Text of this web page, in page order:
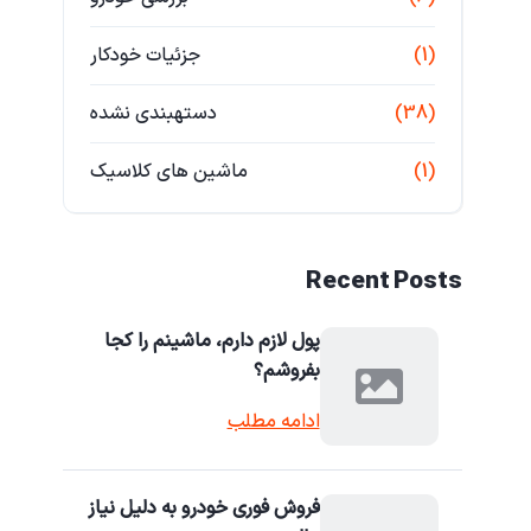
جزئیات خودکار (1)
دستهبندی نشده (38)
ماشین های کلاسیک (1)
Recent Posts
پول لازم دارم، ماشینم را کجا
بفروشم؟
ادامه مطلب
فروش فوری خودرو به دلیل نیاز